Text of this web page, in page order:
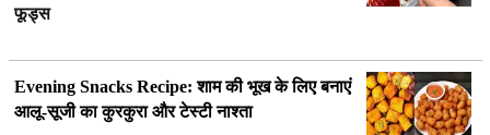
फूड्स
Evening Snacks Recipe: शाम की भूख के लिए बनाएं
आलू-सूजी का कुरकुरा और टेस्टी नाश्ता